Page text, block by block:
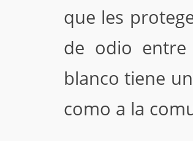
que les
de odio entre
blanco tiene
como a la